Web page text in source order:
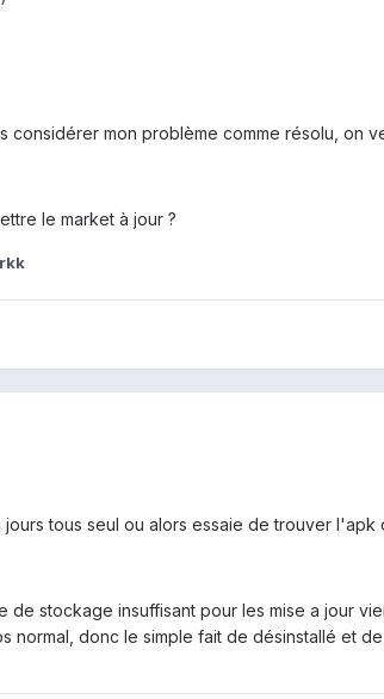
considérer mon problème comme résolu, on
le market à jour ?
tous seul ou alors essaie de trouver
stockage insuffisant pour les mise a jour
normal, donc le simple fait de désinstallé et